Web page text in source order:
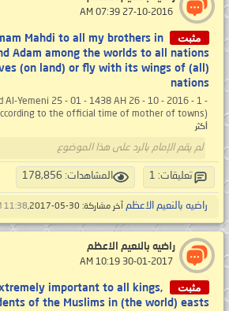
مثبت
Mahdi to all my brothers in
Adam among the worlds to all nations
(on land) or fly with its wings of (all)
nations
Al-Yemeni 25 - 01 - 1438 AH 26 - 10 - 2016
to the official time of mother of towns) ...
أكثر
لم يقم الإمام بالرد على هذا الموضوع
تعليقات: 1 المشاهدات: 178,856
راضيه بالنعيم الاعظم آخر مشاركة: 30-05-2017, 11:38 PM
راضيه بالنعيم الاعظم
مثبت
important to all kings,
of the Muslims in (the world) easts